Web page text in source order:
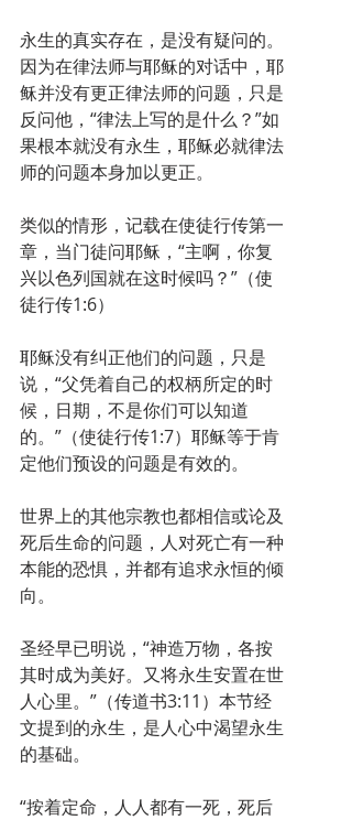
永生的真实存在，是没有疑问的。
因为在律法师与耶稣的对话中，耶
稣并没有更正律法师的问题，只是
反问他，“律法上写的是什么？”如
果根本就没有永生，耶稣必就律法
师的问题本身加以更正。
类似的情形，记载在使徒行传第一
章，当门徒问耶稣，“主啊，你复
兴以色列国就在这时候吗？”（使
徒行传1:6）
耶稣没有纠正他们的问题，只是
说，“父凭着自己的权柄所定的时
候，日期，不是你们可以知道
的。”（使徒行传1:7）耶稣等于肯
定他们预设的问题是有效的。
世界上的其他宗教也都相信或论及
死后生命的问题，人对死亡有一种
本能的恐惧，并都有追求永恒的倾
向。
圣经早已明说，“神造万物，各按
其时成为美好。又将永生安置在世
人心里。”（传道书3:11）本节经
文提到的永生，是人心中渴望永生
的基础。
“按着定命，人人都有一死，死后